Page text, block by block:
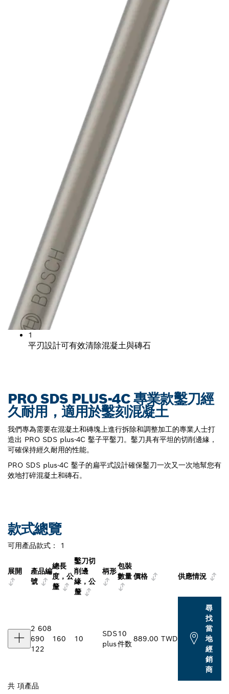
1
平刃設計可有效清除混凝土與磚石
PRO SDS PLUS-4C 專業款鑿刀經
久耐用，適用於鑿刻混凝土
我們專為需要在混凝土和磚塊上進行拆除和調整加工的專業人士打
造出 PRO SDS plus-4C 鑿子平鑿刀。鑿刀具有平坦的切削邊緣，
可確保持經久耐用的性能。
PRO SDS plus-4C 鑿子的扁平式設計確保鑿刀一次又一次地幫您有
效地打碎混凝土和磚石。
款式總覽
可用產品款式： 1
展開
產品編
號
總長
度，公
釐
鑿刀切
削邊
緣，公
釐
柄形
包裝
數量價格 供應情況
2 608
690
122
160 10
SDS
plus
10
件数
889.00 TWD
尋
找
當
地
經
銷
商
共 項產品